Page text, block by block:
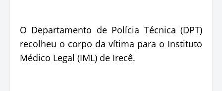
O Departamento de Polícia Técnica (DPT)
recolheu o corpo da vítima para o Instituto
Médico Legal (IML) de Irecê.